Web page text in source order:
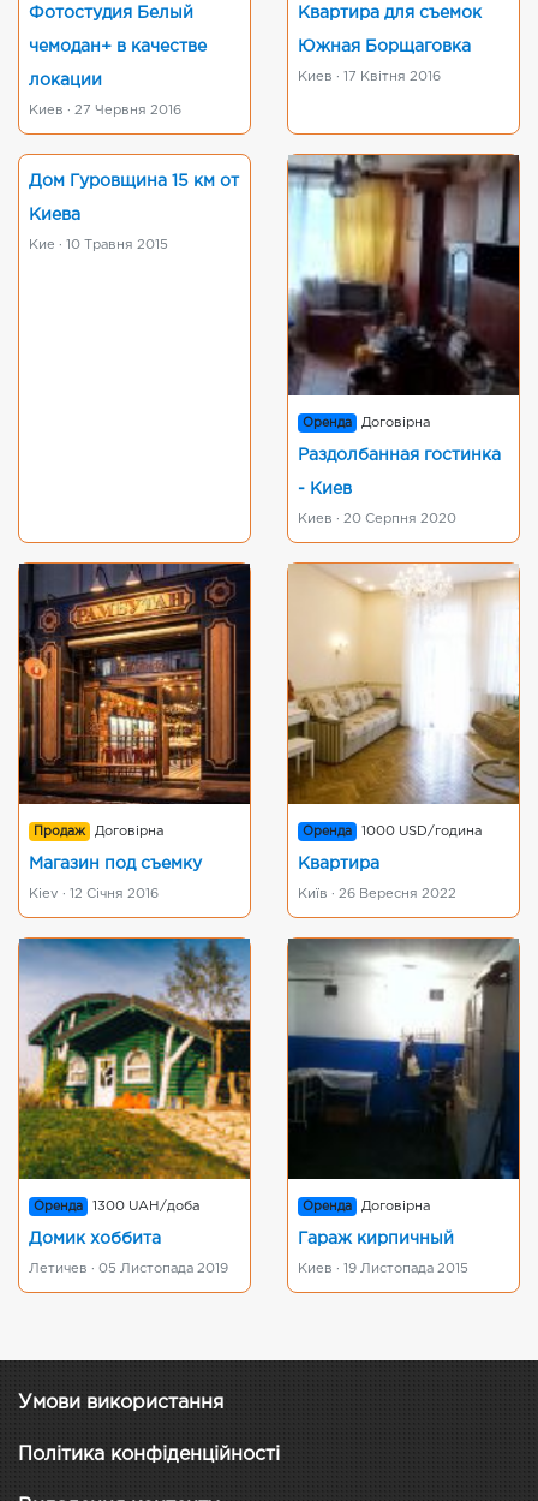
Фотостудия Белый
чемодан+ в качестве
локации
Киев · 27 Червня 2016
Квартира для съемок
Южная Борщаговка
Киев · 17 Квітня 2016
Дом Гуровщина 15 км от
Киева
Кие · 10 Травня 2015
Оренда Договірна
Раздолбанная гостинка
- Киев
Киев · 20 Серпня 2020
Продаж Договірна
Магазин под съемку
Kiev · 12 Січня 2016
Оренда 1000 USD/година
Квартира
Київ · 26 Вересня 2022
Оренда 1300 UAH/доба
Домик хоббита
Летичев · 05 Листопада 2019
Оренда Договірна
Гараж кирпичный
Киев · 19 Листопада 2015
Умови використання
Політика конфіденційності